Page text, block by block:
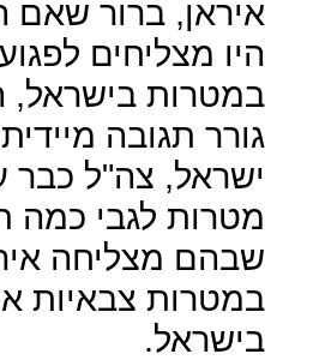
איראן, ברור שאם
היו מצליחים
במטרות בישראל,
גורר תגובה
ישראל, צה"ל כבר
מטרות לגבי כמה
שבהם מצליחה
במטרות צבאיות
בישראל.